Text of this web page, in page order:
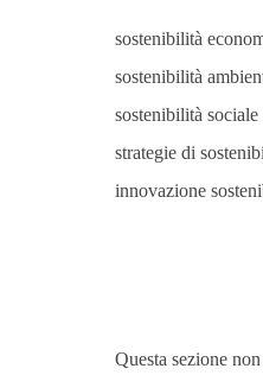
sostenibilità
sostenibilità
sostenibilità sociale
strategie di
innovazione
Questa sezione